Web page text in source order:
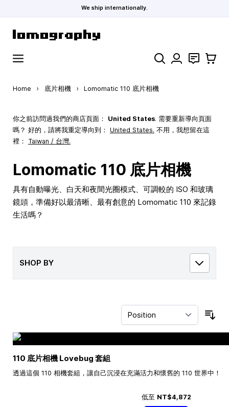
We ship internationally.
Search 聯絡 購物車
Home › 底片相機 › Lomomatic 110 底片相機
你之前訪問過我們的商店頁面： United States. 需要重新導向頁面
嗎？ 好的，請將我重定導向到： United States. 不用，我想留在這
裡： Taiwan / 台灣.
Lomomatic 110 底片相機
具有自動曝光、白天和夜間光圈模式、可調較的 ISO 和玻璃
鏡頭，準備好以最清晰、最有創意的 Lomomatic 110 來記錄
生活嗎？
SHOP BY
110 底片相機 Lovebug 套組
透過這個 110 相機套組，讓自己沉浸在充滿活力和懷舊的 110 世界中！
低至 NT$4,872